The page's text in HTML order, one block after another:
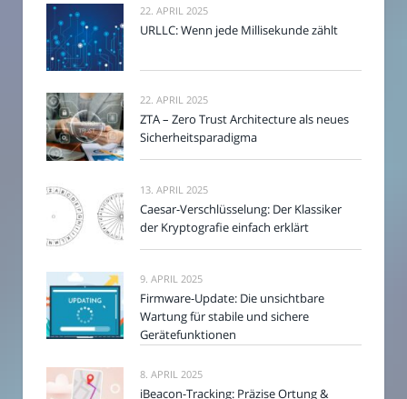
22. APRIL 2025
URLLC: Wenn jede Millisekunde zählt
22. APRIL 2025
ZTA – Zero Trust Architecture als neues
Sicherheitsparadigma
13. APRIL 2025
Caesar-Verschlüsselung: Der Klassiker
der Kryptografie einfach erklärt
9. APRIL 2025
Firmware-Update: Die unsichtbare
Wartung für stabile und sichere
Gerätefunktionen
8. APRIL 2025
iBeacon-Tracking: Präzise Ortung &